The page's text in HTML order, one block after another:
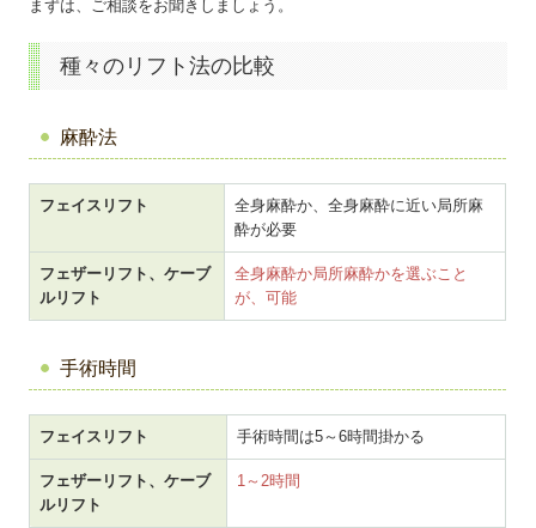
まずは、ご相談をお聞きしましょう。
種々のリフト法の比較
麻酔法
フェイスリフト
全身麻酔か、全身麻酔に近い局所麻
酔が必要
フェザーリフト、ケーブ
ルリフト
全身麻酔か局所麻酔かを選ぶこと
が、可能
手術時間
フェイスリフト 手術時間は5～6時間掛かる
フェザーリフト、ケーブ
ルリフト
1～2時間